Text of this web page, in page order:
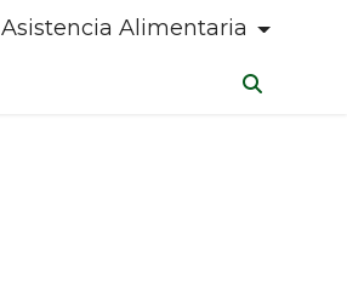
Asistencia Alimentaria